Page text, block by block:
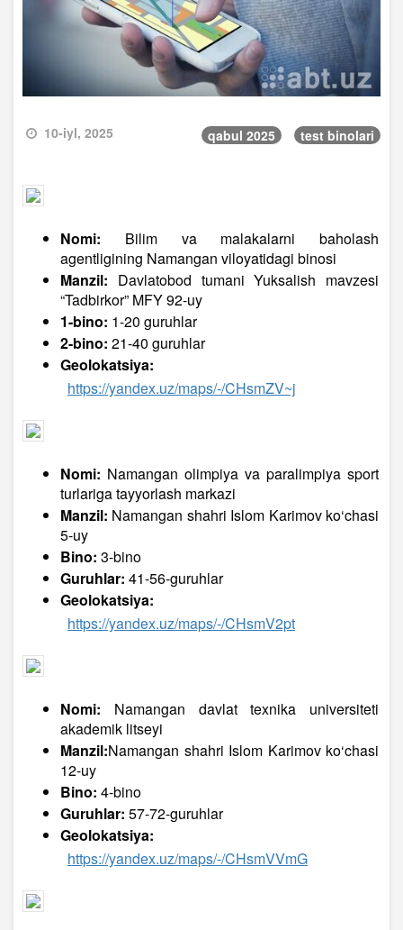
10-iyl, 2025 qabul 2025 test binolari
Nomi: Bilim va malakalarni baholash
agentligining Namangan viloyatidagi binosi
Manzil: Davlatobod tumani Yuksalish mavzesi
“Tadbirkor” MFY 92-uy
1-bino: 1-20 guruhlar
2-bino: 21-40 guruhlar
Geolokatsiya:
https://yandex.uz/maps/-/CHsmZV~j
Nomi: Namangan olimpiya va paralimpiya sport
turlariga tayyorlash markazi
Manzil: Namangan shahri Islom Karimov ko‘chasi
5-uy
Bino: 3-bino
Guruhlar: 41-56-guruhlar
Geolokatsiya:
https://yandex.uz/maps/-/CHsmV2pt
Nomi: Namangan davlat texnika universiteti
akademik litseyi
Manzil:Namangan shahri Islom Karimov ko‘chasi
12-uy
Bino: 4-bino
Guruhlar: 57-72-guruhlar
Geolokatsiya:
https://yandex.uz/maps/-/CHsmVVmG